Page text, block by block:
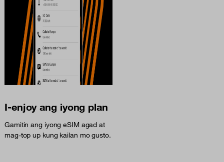
I-enjoy ang iyong plan
Gamitin ang iyong eSIM agad at
mag-top up kung kailan mo gusto.